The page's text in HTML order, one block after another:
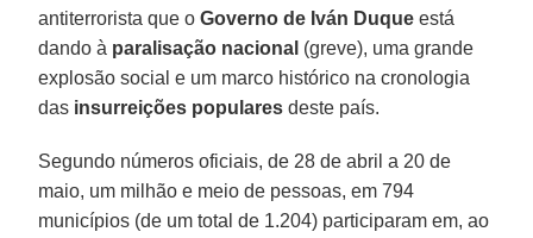
antiterrorista que oGoverno de Iván Duque está
dando à paralisação nacional (greve), uma grande
explosão social e um marco histórico na cronologia
das insurreições populares deste país.
Segundo números oficiais, de 28 de abril a 20 de
maio, um milhão e meio de pessoas, em 794
municípios (de um total de 1.204) participaram em, ao